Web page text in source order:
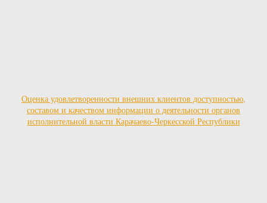
Оценка удовлетворенности внешних клиентов доступностью,
составом и качеством информации о деятельности органов
исполнительной власти Карачаево-Черкесской Республики